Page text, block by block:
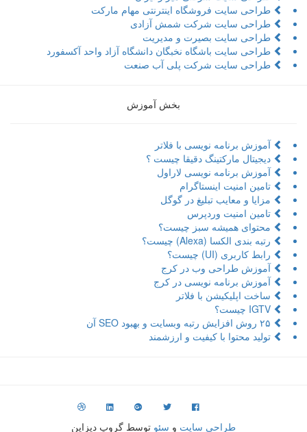
طراحی سایت فروشگاه اینترنتی مهام مارکت
طراحی سایت شرکت شمش آزادی
طراحی سایت بصیرت و مدیریت
طراحی سایت باشگاه نخبگان دانشگاه آزاد واحد آکسفورد
طراحی سایت شرکت پلی آب صنعت
بخش آموزش
آموزش برنامه نویسی با فلاتر
دیجیتال مارکتینگ دقیقا چیست ؟
آموزش برنامه نویسی لاراول
تامین امنیت اینستاگرام
مزایا و معایب تبلیغ در گوگل
تامین امنیت وردپرس
محتوای همیشه سبز چیست؟
رتبه بندی الکسا (Alexa) چیست؟
رابط کاربری (UI) چیست؟
آموزش طراحی وب در کرج
آموزش برنامه نویسی در کرج
ساخت اپلیکیشن با فلاتر
IGTV چیست؟
۲۵ روش افزایش رتبه وبسایت و بهبود SEO آن
تولید محتوا با کیفیت و ارزشمند
طراحی سایت و سئو توسط گروپ دیزاین